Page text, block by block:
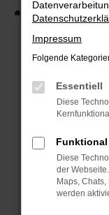
Fehler:
Beim Laden
Hier sind ein
Überprüfe
Laden
Impressum
Folgende
Essentiell
Diese
Funktional
Diese
der
Maps,
werden